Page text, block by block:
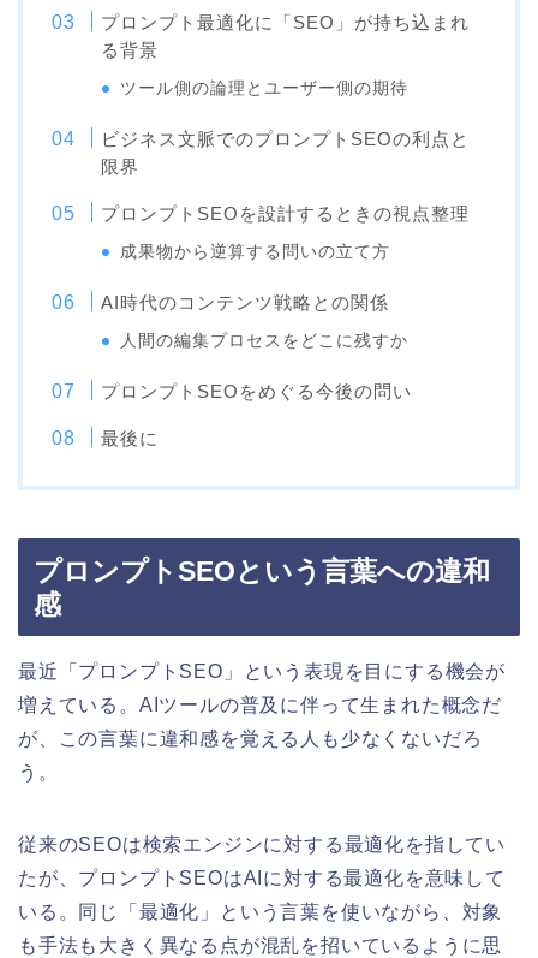
プロンプト最適化に「SEO」が持ち込まれ
る背景
ツール側の論理とユーザー側の期待
ビジネス文脈でのプロンプトSEOの利点と
限界
プロンプトSEOを設計するときの視点整理
成果物から逆算する問いの立て方
AI時代のコンテンツ戦略との関係
人間の編集プロセスをどこに残すか
プロンプトSEOをめぐる今後の問い
最後に
プロンプトSEOという言葉への違和
感
最近「プロンプトSEO」という表現を目にする機会が
増えている。AIツールの普及に伴って生まれた概念だ
が、この言葉に違和感を覚える人も少なくないだろ
う。
従来のSEOは検索エンジンに対する最適化を指してい
たが、プロンプトSEOはAIに対する最適化を意味して
いる。同じ「最適化」という言葉を使いながら、対象
も手法も大きく異なる点が混乱を招いているように思